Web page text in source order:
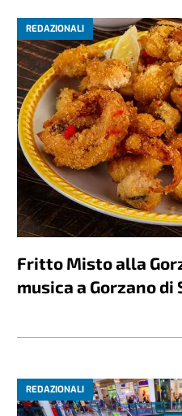
REDAZIONALI
Fritto Misto alla
musica a Gorzano di
REDAZIONALI